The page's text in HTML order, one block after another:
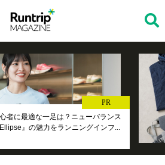
検索
PR
者に最適な一足は？ニューバランス
Ellipse』の魅力をランニングインフ...